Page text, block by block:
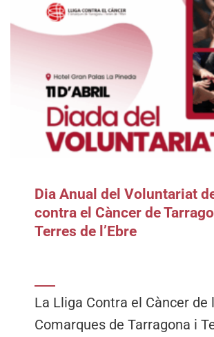
Dia Anual del Voluntariat
contra el Càncer de
Terres de l’Ebre
La Lliga Contra el Càncer de
Comarques de Tarragona i